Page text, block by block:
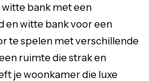
bank met een
witte bank voor een
te spelen met verschillende
ruimte die strak en
je woonkamer die luxe